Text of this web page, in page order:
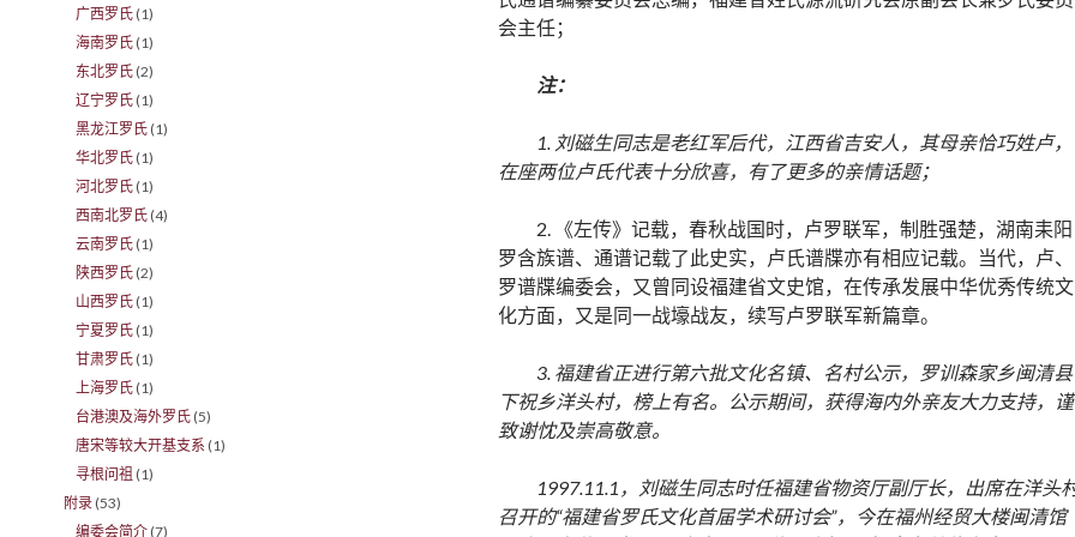
会主任；
注：
1. 刘磁生同志是老红军后代，江西省吉安人，其母亲恰巧姓卢，
在座两位卢氏代表十分欣喜，有了更多的亲情话题；
2. 《左传》记载，春秋战国时，卢罗联军，制胜强楚，湖南耒阳
罗含族谱、通谱记载了此史实，卢氏谱牒亦有相应记载。当代，卢、
罗谱牒编委会，又曾同设福建省文史馆，在传承发展中华优秀传统文
化方面，又是同一战壕战友，续写卢罗联军新篇章。
3. 福建省正进行第六批文化名镇、名村公示，罗训森家乡闽清县
下祝乡洋头村，榜上有名。公示期间，获得海内外亲友大力支持，谨
致谢忱及崇高敬意。
1997.11.1 ，刘磁生同志时任福建省物资厅副厅长，出席在洋头
召开的“福建省罗氏文化首届学术研讨会”，今在福州经贸大楼闽清馆
广西罗氏 (1)
海南罗氏 (1)
东北罗氏 (2)
辽宁罗氏 (1)
黑龙江罗氏 (1)
华北罗氏 (1)
河北罗氏 (1)
西南北罗氏 (4)
云南罗氏 (1)
陕西罗氏 (2)
山西罗氏 (1)
宁夏罗氏 (1)
甘肃罗氏 (1)
上海罗氏 (1)
台港澳及海外罗氏 (5)
唐宋等较大开基支系 (1)
寻根问祖 (1)
附录 (53)
编委会简介 (7)